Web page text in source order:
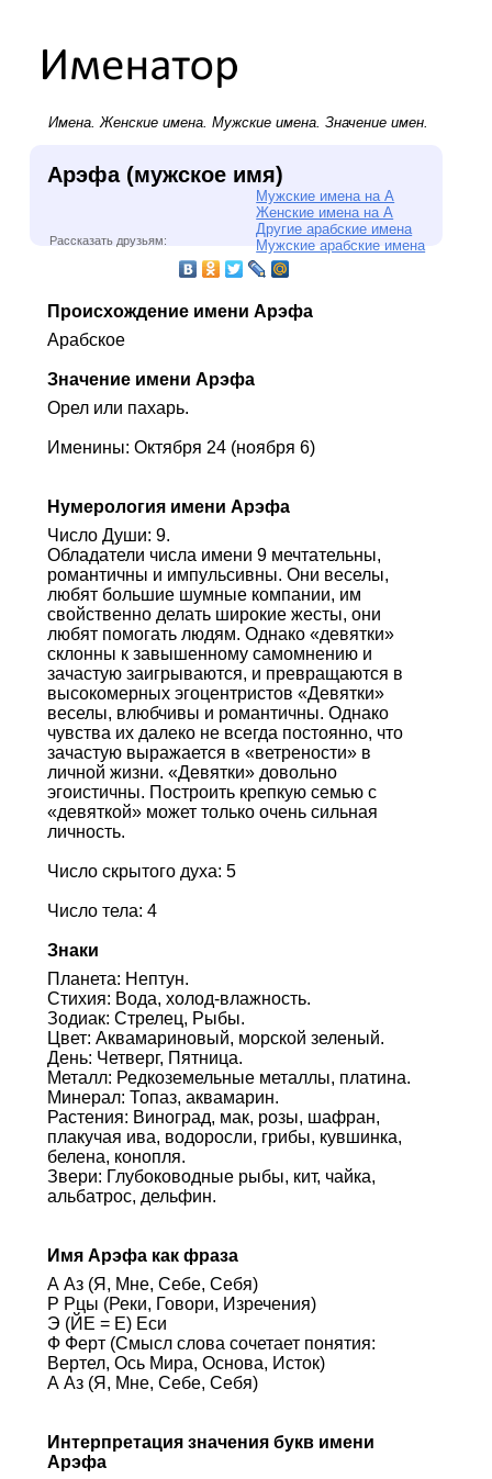
Имена.Женские имена. Мужские имена. Значение имен.
Арэфа (мужское имя)
Мужские имена на А
Женские имена на А
Другие арабские имена
Мужские арабские имена
Рассказать друзьям:
Происхождение имени Арэфа
Арабское
Значение имени Арэфа
Орел или пахарь.
Именины: Октября 24 (ноября 6)
Нумерология имени Арэфа
Число Души: 9.
Обладатели числа имени 9 мечтательны,
романтичны и импульсивны. Они веселы,
любят большие шумные компании, им
свойственно делать широкие жесты, они
любят помогать людям. Однако «девятки»
склонны к завышенному самомнению и
зачастую заигрываются, и превращаются в
высокомерных эгоцентристов «Девятки»
веселы, влюбчивы и романтичны. Однако
чувства их далеко не всегда постоянно, что
зачастую выражается в «ветрености» в
личной жизни. «Девятки» довольно
эгоистичны. Построить крепкую семью с
«девяткой» может только очень сильная
личность.
Число скрытого духа: 5
Число тела: 4
Знаки
Планета: Нептун.
Стихия: Вода, холод-влажность.
Зодиак: Стрелец, Рыбы.
Цвет: Аквамариновый, морской зеленый.
День: Четверг, Пятница.
Металл: Редкоземельные металлы, платина.
Минерал: Топаз, аквамарин.
Растения: Виноград, мак, розы, шафран,
плакучая ива, водоросли, грибы, кувшинка,
белена, конопля.
Звери: Глубоководные рыбы, кит, чайка,
альбатрос, дельфин.
Имя Арэфа как фраза
А Аз (Я, Мне, Себе, Себя)
Р Рцы (Реки, Говори, Изречения)
Э (ЙЕ = Е) Еси
Ф Ферт (Смысл слова сочетает понятия:
Вертел, Ось Мира, Основа, Исток)
А Аз (Я, Мне, Себе, Себя)
Интерпретация значения букв имени
Арэфа